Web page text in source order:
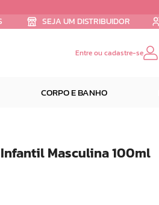
SEJA UM DISTRIBUIDOR
Entre ou cadastre-se
CORPO E BANHO
Masculina 100ml